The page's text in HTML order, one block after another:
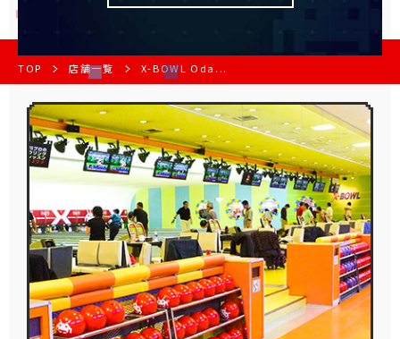
TOP 店舗一覧 X-BOWL Oda...